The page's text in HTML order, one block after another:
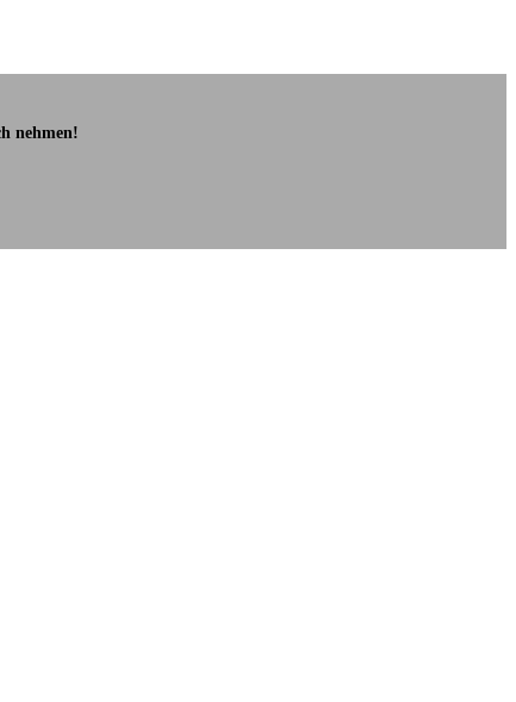
nehmen!